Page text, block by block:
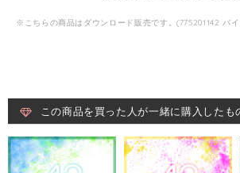
※こちらの商品はダウンロード販売です。(775201142 バ
この商品を買った人が一緒に購入したも